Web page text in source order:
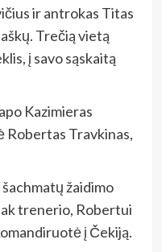
ir antrokas Titas
Trečią vietą
į savo sąskaitą
Kazimieras
Robertas Travkinas,
žaidimo
trenerio, Robertui
į Čekiją.